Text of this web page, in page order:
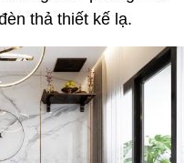
thả thiết kế lạ.